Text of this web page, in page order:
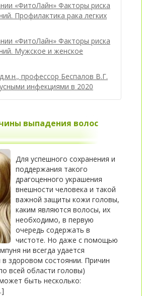
выпадения волос
Для успешного сохранения и
поддержания такого
драгоценного украшения
внешности человека и такой
важной защиты кожи головы,
каким являются волосы, их
необходимо, в первую
очередь содержать в
чистоте. Но даже с помощью
ни всегда удается
здоровом состоянии. Причин
всей области головы)
быть несколько:
«ФитоЛайн» Факторы риска
Профилактика рака легких
«ФитоЛайн» Факторы риска
Мужское и женское
профессор Беспалов В.Г.
инфекциями в 2020